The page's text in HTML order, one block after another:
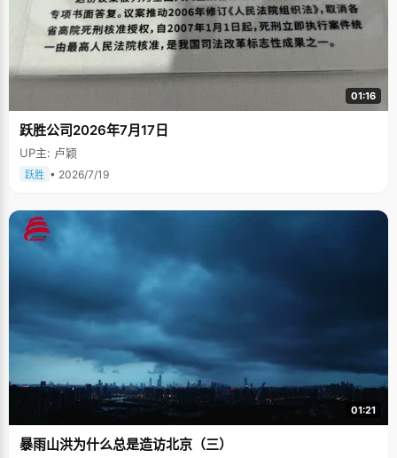
01:16
跃胜公司2026年7月17日
UP主: 卢颖
跃胜 • 2026/7/19
01:21
暴雨山洪为什么总是造访北京（三）